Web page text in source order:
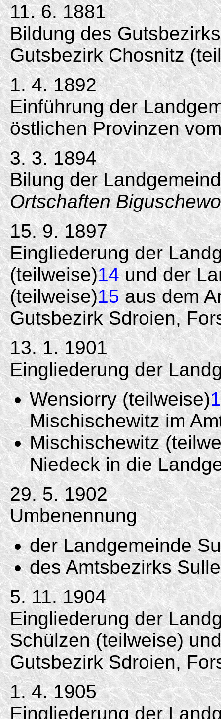
11. 6. 1881
Bildung des
Gutsbezirk Chosnitz
1. 4. 1892
Einführung der
östlichen Provinzen
3. 3. 1894
Bilung der
Ortschaften Biguschewo
15. 9. 1897
Eingliederung der
(teilweise)14und der
(teilweise)15aus dem
Gutsbezirk Sdroien,
13. 1. 1901
Eingliederung der
Wensiorry (teilweise)
Mischischewitz im
Mischischewitz
Niedeck in die
29. 5. 1902
Umbenennung
der Landgemeinde
des Amtsbezirks
5. 11. 1904
Eingliederung der
Schülzen (teilweise)
Gutsbezirk Sdroien,
1. 4. 1905
Eingliederung der